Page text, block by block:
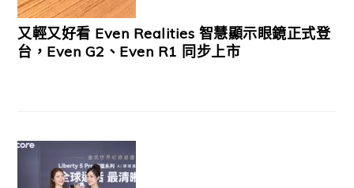
又輕又好看 Even Realities 智慧顯示眼鏡正式登
台，Even G2、Even R1 同步上市